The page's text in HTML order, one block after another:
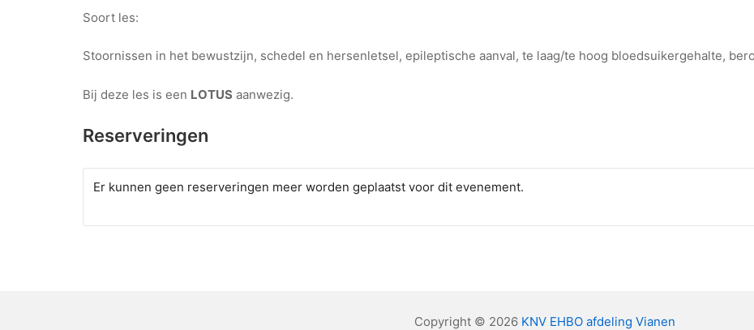
Soort les:
Stoornissen in het bewustzijn, schedel en hersenletsel, epileptische aanval, te laag/te hoog bloedsuikergehalte,
Bij deze les is een LOTUS aanwezig.
Reserveringen
Er kunnen geen reserveringen meer worden geplaatst voor dit evenement.
Copyright © 2026 KNV EHBO afdeling Vianen